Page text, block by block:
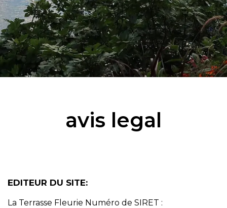
avis legal
EDITEUR DU SITE:
La Terrasse Fleurie Numéro de SIRET :